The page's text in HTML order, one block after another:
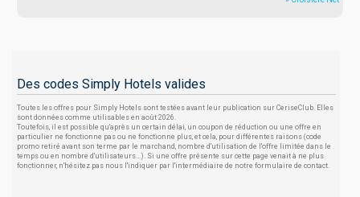
Des codes Simply Hotels valides
Toutes les offres pour Simply Hotels sont testées avant leur publication sur CeriseClub. Elles
sont données comme utilisables en août 2026.
Toutefois, il est possible qu'après un certain délai, un coupon de réduction ou une offre en
particulier ne fonctionne pas ou ne fonctionne plus, et cela, pour différentes raisons (code
promo retiré avant son terme par le marchand, nombre d'utilisation de l'offre limitée dans le
temps ou en nombre d'utilisateurs...). Si une offre présente sur cette page venait à ne plus
fonctionner, n'hésitez pas nous l'indiquer par l'intermédiaire de notre formulaire de contact.